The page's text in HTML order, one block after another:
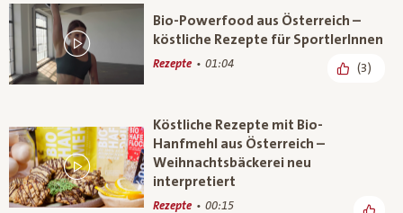
Bio-Powerfood aus Österreich –
köstliche Rezepte für SportlerInnen
Rezepte 01:04 (3)
Köstliche Rezepte mit Bio-
Hanfmehl aus Österreich –
Weihnachtsbäckerei neu
interpretiert
Rezepte 00:15